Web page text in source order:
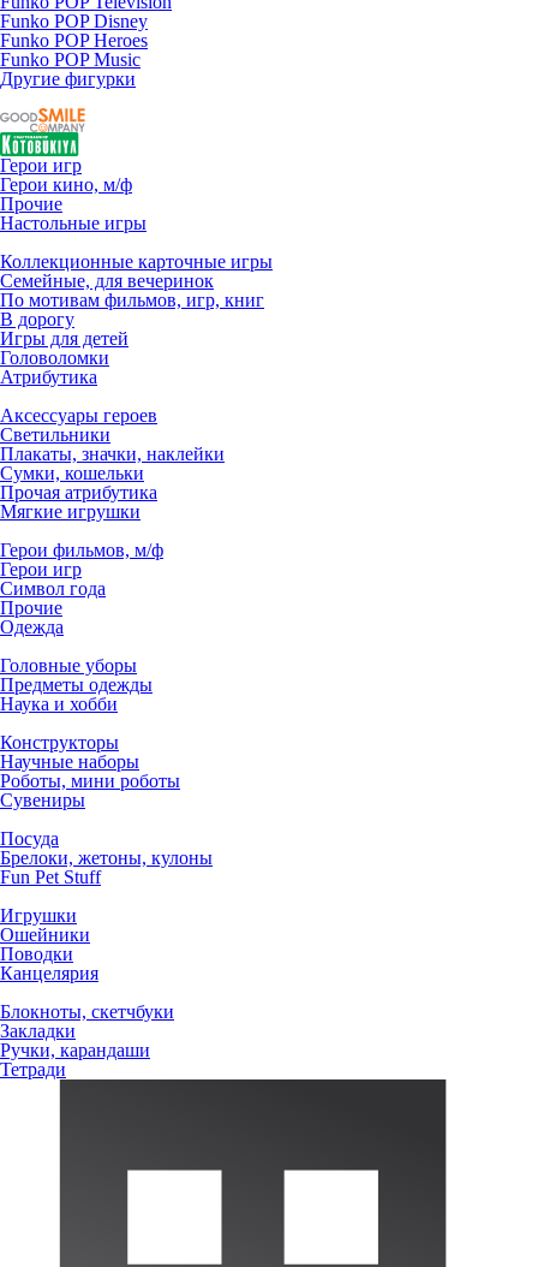
Funko POP Disney
Funko POP Heroes
Funko POP Music
Другие фигурки
Герои игр
Герои кино, м/ф
Прочие
Настольные игры
Коллекционные карточные игры
Семейные, для вечеринок
По мотивам фильмов, игр, книг
В дорогу
Игры для детей
Головоломки
Атрибутика
Аксессуары героев
Светильники
Плакаты, значки, наклейки
Сумки, кошельки
Прочая атрибутика
Мягкие игрушки
Герои фильмов, м/ф
Герои игр
Символ года
Прочие
Одежда
Головные уборы
Предметы одежды
Наука и хобби
Конструкторы
Научные наборы
Роботы, мини роботы
Сувениры
Посуда
Брелоки, жетоны, кулоны
Fun Pet Stuff
Игрушки
Ошейники
Поводки
Канцелярия
Блокноты, скетчбуки
Закладки
Ручки, карандаши
Тетради